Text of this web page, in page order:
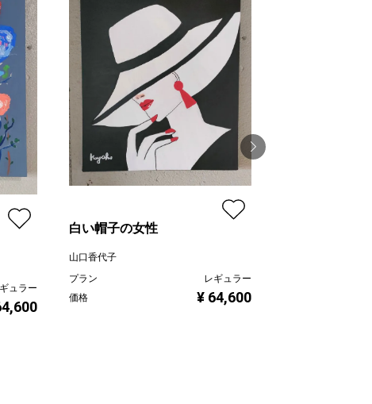
ュラー
白い帽子の女性
山口香代子
プラン
レギュラー
価格
¥ 64,600